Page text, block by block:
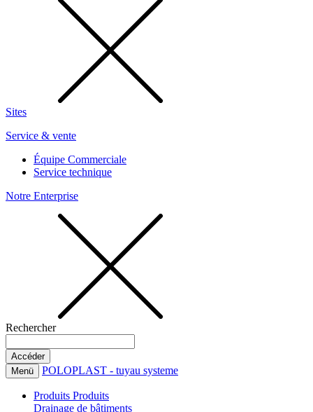
Sites
Service & vente
Équipe Commerciale
Service technique
Notre Enterprise
Rechercher
Menü POLOPLAST - tuyau systeme
Produits Produits
Drainage de bâtiments